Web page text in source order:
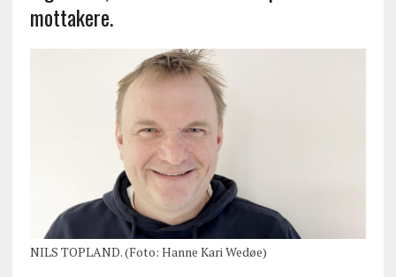
mottakere.
NILS TOPLAND. (Foto: Hanne Kari Wedøe)